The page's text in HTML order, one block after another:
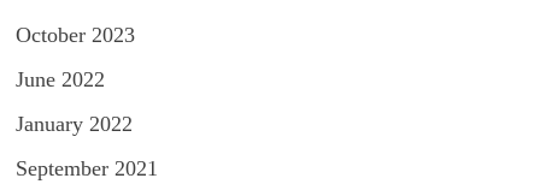
October 2023
June 2022
January 2022
September 2021